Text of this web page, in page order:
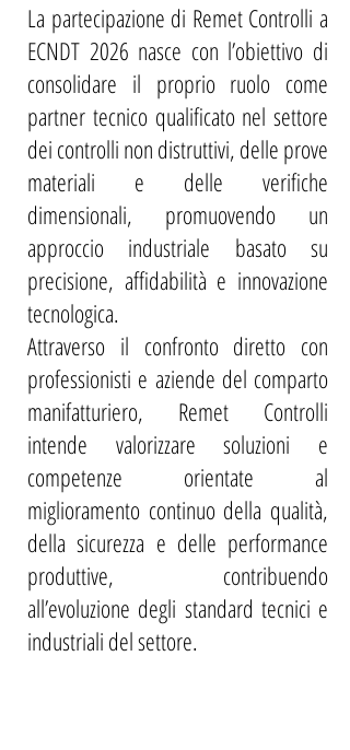
La partecipazione di Remet Controlli a
ECNDT 2026 nasce con l’obiettivo di
consolidare il proprio ruolo come
partner tecnico qualificato nel settore
dei controlli non distruttivi, delle prove
materiali e delle verifiche
dimensionali, promuovendo un
approccio industriale basato su
precisione, affidabilità e innovazione
tecnologica.
Attraverso il confronto diretto con
professionisti e aziende del comparto
manifatturiero, Remet Controlli
intende valorizzare soluzioni e
competenze orientate al
miglioramento continuo della qualità,
della sicurezza e delle performance
produttive, contribuendo
all’evoluzione degli standard tecnici e
industriali del settore.